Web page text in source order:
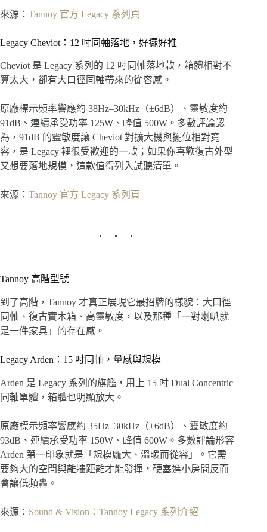
來源： Tannoy 官方 Legacy 系列頁
Legacy Cheviot：12 吋同軸落地，好擺好推
Cheviot 是 Legacy 系列的 12 吋同軸落地款，箱體相對不
算太大，卻有大口徑同軸帶來的從容感。
原廠標示頻率響應約 38Hz–30kHz（±6dB）、靈敏度約
91dB、連續承受功率 125W、峰值 500W。多數評論認
為，91dB 的靈敏度讓 Cheviot 對擴大機與擺位相對寬
容，是 Legacy 裡很受歡迎的一款；如果你喜歡復古外型
又想要落地規模，這款值得列入試聽清單。
來源： Tannoy 官方 Legacy 系列頁
Tannoy 高階型號
到了高階，Tannoy 才真正展現它最招牌的樣貌：大口徑
同軸、復古實木箱、高靈敏度，以及那種「一對喇叭就
是一件家具」的存在感。
Legacy Arden：15 吋同軸，量感與規模
Arden 是 Legacy 系列的旗艦，用上 15 吋 Dual Concentric
同軸單體，箱體也明顯放大。
原廠標示頻率響應約 35Hz–30kHz（±6dB）、靈敏度約
93dB、連續承受功率 150W、峰值 600W。多數評論形容
Arden 第一印象就是「規模龐大、溫暖而從容」。它需
要夠大的空間與離牆距離才能發揮，硬塞進小房間反而
會讓低頻轟。
來源： Sound & Vision：Tannoy Legacy 系列介紹